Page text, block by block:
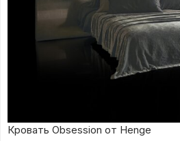
Кровать Obsession от Henge